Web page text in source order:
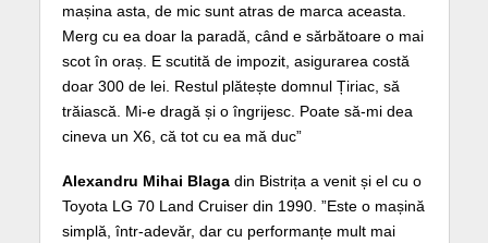
mașina asta, de mic sunt atras de marca aceasta.
Merg cu ea doar la paradă, când e sărbătoare o mai
scot în oraș. E scutită de impozit, asigurarea costă
doar 300 de lei. Restul plătește domnul Țiriac, să
trăiască. Mi-e dragă și o îngrijesc. Poate să-mi dea
cineva un X6, că tot cu ea mă duc”
Alexandru Mihai Blagadin Bistrița a venit și el cu o
Toyota LG 70 Land Cruiser din 1990. ”Este o mașină
simplă, într-adevăr, dar cu performanțe mult mai